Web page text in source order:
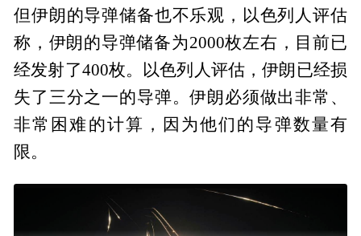
但伊朗的导弹储备也不乐观，以色列人评估
称，伊朗的导弹储备为2000枚左右，目前已
经发射了400枚。以色列人评估，伊朗已经损
失了三分之一的导弹。伊朗必须做出非常、
非常困难的计算，因为他们的导弹数量有
限。